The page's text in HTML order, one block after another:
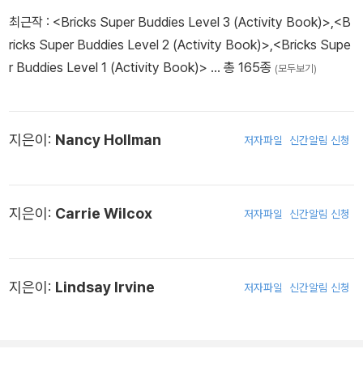
최근작 : <Bricks Super Buddies Level 3 (Activity Book)>,<B
ricks Super Buddies Level 2 (Activity Book)>,<Bricks Supe
r Buddies Level 1 (Activity Book)> … 총 165종 (모두보기)
지은이: Nancy Hollman 저자파일 신간알림 신청
지은이: Carrie Wilcox 저자파일 신간알림 신청
지은이: Lindsay Irvine 저자파일 신간알림 신청